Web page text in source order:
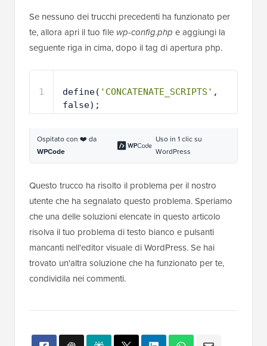
Se nessuno dei trucchi precedenti ha funzionato per
te, allora apri il tuo file wp-config.php e aggiungi la
seguente riga in cima, dopo il tag di apertura php.
1 define( 'CONCATENATE_SCRIPTS' ,
false);
Ospitato con ❤️ da
WPCode
Uso in 1 clic su
WordPress
Questo trucco ha risolto il problema per il nostro
utente che ha segnalato questo problema. Speriamo
che una delle soluzioni elencate in questo articolo
risolva il tuo problema di testo bianco e pulsanti
mancanti nell'editor visuale di WordPress. Se hai
trovato un'altra soluzione che ha funzionato per te,
condividila nei commenti.